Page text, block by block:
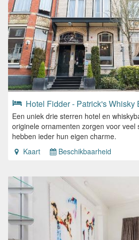
Hotel Fidder - Patrick's Whisky
Een uniek drie sterren hotel en
originele ornamenten zorgen voor veel
hebben ieder hun eigen charme.
Kaart
Beschikbaarheid